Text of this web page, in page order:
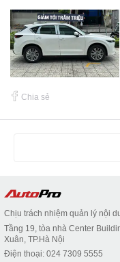
Chia sẻ
Chịu trách nhiệm quản lý nội
Tầng 19, tòa nhà Center
Xuân, TP.Hà Nội
Điện thoại: 024 7309 5555